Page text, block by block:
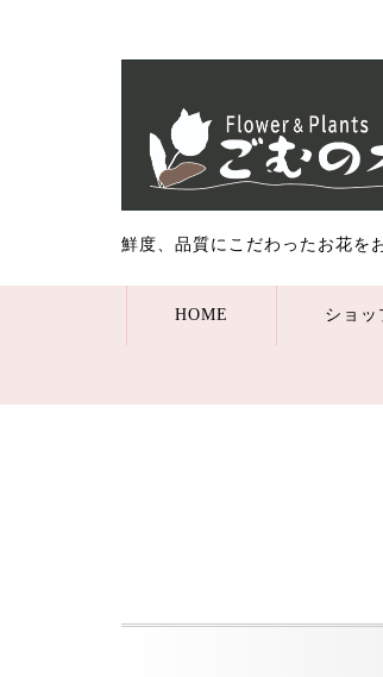
鮮度、品質にこだわったお花を
HOME ショッ